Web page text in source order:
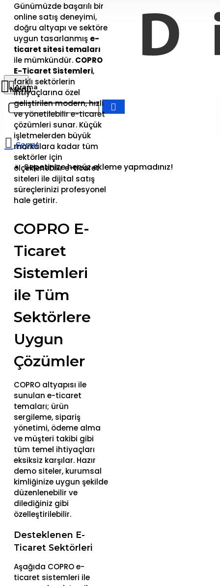
Sepetinize henüz ekleme yapmadınız!
Günümüzde başarılı bir
online satış deneyimi,
doğru altyapı ve sektöre
uygun tasarlanmış e-
ticaret sitesi temaları
ile mümkündür. COPRO
E-Ticaret Sistemleri,
farklı sektörlerin
ihtiyaçlarına özel
geliştirilen modern, hızlı
ve yönetilebilir e-ticaret
çözümleri sunar. Küçük
işletmelerden büyük
markalara kadar tüm
sektörler için
ölçeklenebilir e-ticaret
siteleri ile dijital satış
süreçlerinizi profesyonel
hale getirir.
COPRO E-
Ticaret
Sistemleri
ile Tüm
Sektörlere
Uygun
Çözümler
COPRO altyapısı ile
sunulan e-ticaret
temaları; ürün
sergileme, sipariş
yönetimi, ödeme alma
ve müşteri takibi gibi
tüm temel ihtiyaçları
eksiksiz karşılar. Hazır
demo siteler, kurumsal
kimliğinize uygun şekilde
düzenlenebilir ve
dilediğiniz gibi
özelleştirilebilir.
Desteklenen E-
Ticaret Sektörleri
Aşağıda COPRO e-
ticaret sistemleri ile